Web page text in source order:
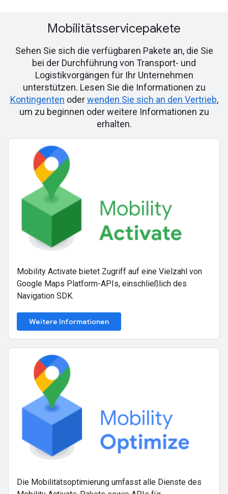
Mobilitätsservicepakete
Sehen Sie sich die verfügbaren Pakete an, die Sie
bei der Durchführung von Transport- und
Logistikvorgängen für Ihr Unternehmen
unterstützen. Lesen Sie die Informationen zu
Kontingenten oderwenden Sie sich an den Vertrieb,
um zu beginnen oder weitere Informationen zu
erhalten.
Mobility Activate bietet Zugriff auf eine Vielzahl von
Google Maps Platform-APIs, einschließlich des
Navigation SDK.
Weitere Informationen
Die Mobilitätsoptimierung umfasst alle Dienste des